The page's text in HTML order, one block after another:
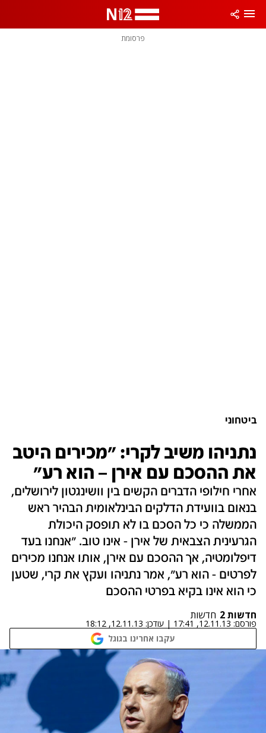
פרסומת
ביטחוני
נתניהו משיב לקרי: "מכירים היטב
את ההסכם עם אירן – הוא רע"
אחרי חילופי הדברים הקשים בין וושינגטון לירושלים,
בנאום בוועידת הדלקים הבינלאומית הבהיר ראש
הממשלה כי כל הסכם בו לא תופסק היכולת
הגרעינית הצבאית של אירן - אינו טוב. "אנחנו בעד
דיפלומטיה, אך ההסכם עם אירן, אותו אנחנו מכירים
לפרטים - הוא רע", אמר נתניהו ועקץ את קרי, שטען
כי הוא אינו בקיא בפרטי ההסכם
חדשות 2 חדשות
פורסם: 12.11.13, 17:41
| עודכן: 12.11.13, 18:12
עקבו אחרינו בגוגל